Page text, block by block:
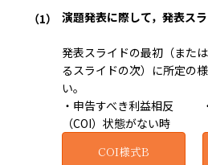
演題発表に際して，発表ス
発表スライドの最初（また
るスライドの次）に所定の
い。
・申告すべき利益相反
（COI）状態がない時
COI様式B